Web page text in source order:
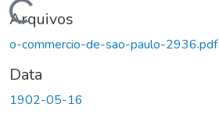
Carregando...
Arquivos
o-commercio-de-sao-paulo-2936.pdf
Data
1902-05-16